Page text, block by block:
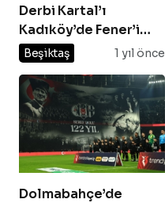
Derbi Kartal’ı
Kadıköy’de Fener’i
yıktı!
Beşiktaş 1 yıl önce
Dolmabahçe’de